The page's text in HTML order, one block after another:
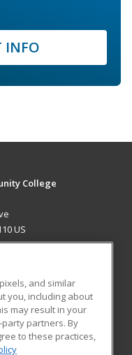
INFO
College
US
Blog
and similar
you, including about
may result in your
partners. By
to these practices,